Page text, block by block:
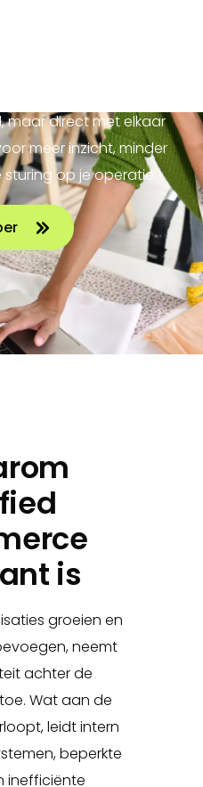
maar direct met elkaar
meer inzicht, minder
sturing op je operatie.
is
groeien en
neemt
achter de
Wat aan de
leidt intern
beperkte
inefficiënte